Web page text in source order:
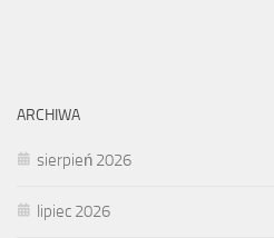
ARCHIWA
sierpień 2026
lipiec 2026